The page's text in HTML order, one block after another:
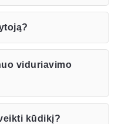
viduriavimo
kūdikį?